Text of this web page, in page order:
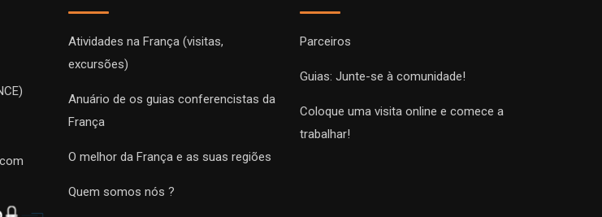
Atividades na França (visitas,
excursões)
Anuário de os guias conferencistas da
França
O melhor da França e as suas regiões
Quem somos nós ?
Parceiros
Guias: Junte-se à comunidade!
Coloque uma visita online e comece a
trabalhar!